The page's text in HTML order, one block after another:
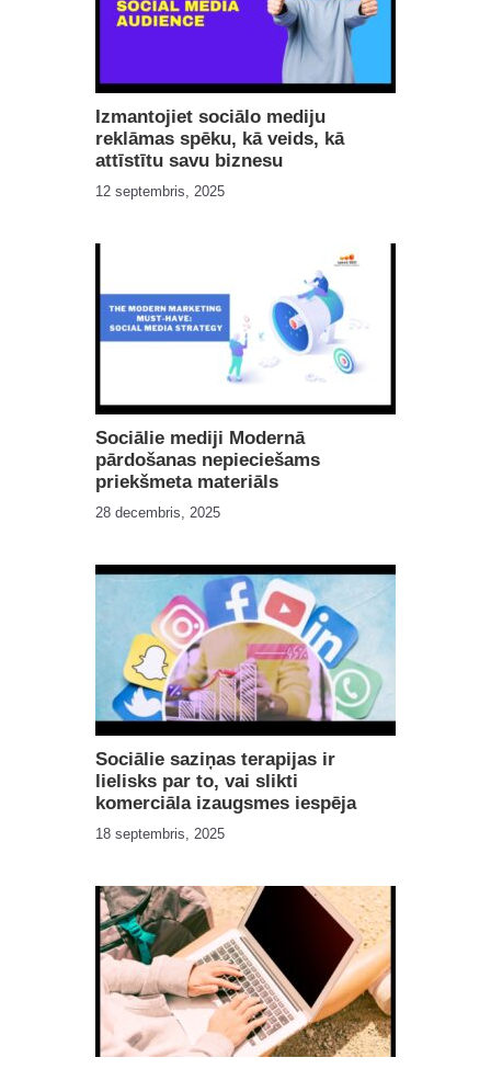
Izmantojiet sociālo mediju
reklāmas spēku, kā veids, kā
attīstītu savu biznesu
12 septembris, 2025
Sociālie mediji Modernā
pārdošanas nepieciešams
priekšmeta materiāls
28 decembris, 2025
Sociālie saziņas terapijas ir
lielisks par to, vai slikti
komerciāla izaugsmes iespēja
18 septembris, 2025